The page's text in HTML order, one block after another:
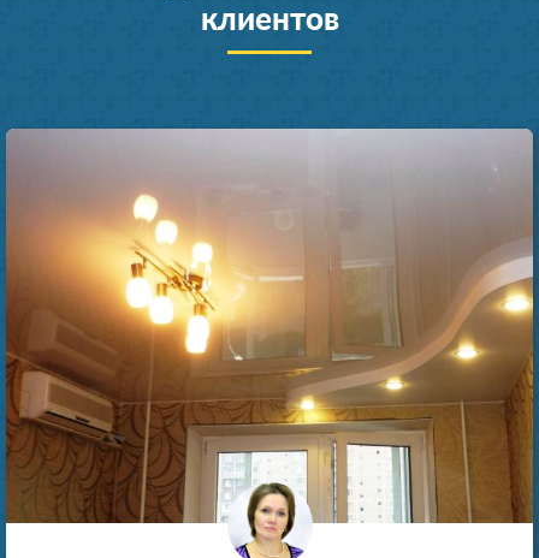
клиентов